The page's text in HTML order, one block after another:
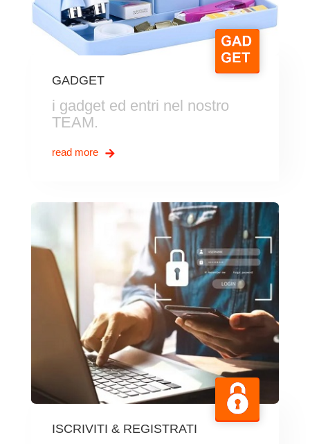
GADGET
i gadget ed entri nel nostro
TEAM.
read more
ISCRIVITI & REGISTRATI